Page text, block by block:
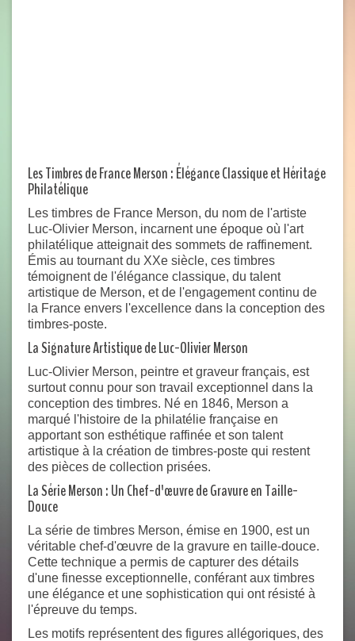
Les Timbres de France Merson : Élégance Classique et Héritage
Philatélique
Les timbres de France Merson, du nom de l'artiste
Luc-Olivier Merson, incarnent une époque où l'art
philatélique atteignait des sommets de raffinement.
Émis au tournant du XXe siècle, ces timbres
témoignent de l'élégance classique, du talent
artistique de Merson, et de l'engagement continu de
la France envers l'excellence dans la conception des
timbres-poste.
La Signature Artistique de Luc-Olivier Merson
Luc-Olivier Merson, peintre et graveur français, est
surtout connu pour son travail exceptionnel dans la
conception des timbres. Né en 1846, Merson a
marqué l'histoire de la philatélie française en
apportant son esthétique raffinée et son talent
artistique à la création de timbres-poste qui restent
des pièces de collection prisées.
La Série Merson : Un Chef-d'œuvre de Gravure en Taille-
Douce
La série de timbres Merson, émise en 1900, est un
véritable chef-d'œuvre de la gravure en taille-douce.
Cette technique a permis de capturer des détails
d'une finesse exceptionnelle, conférant aux timbres
une élégance et une sophistication qui ont résisté à
l'épreuve du temps.
Les motifs représentent des figures allégoriques, des